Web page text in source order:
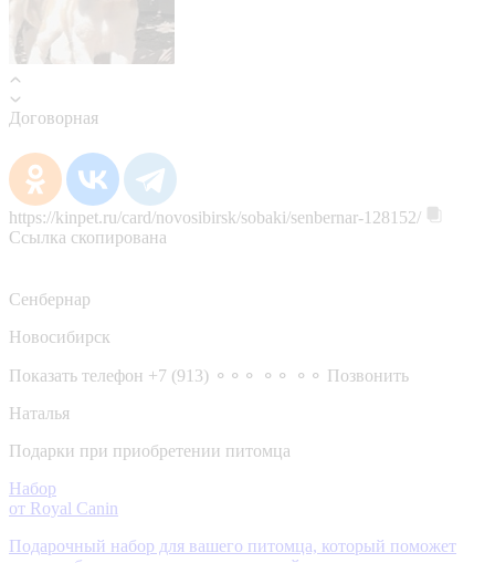
Договорная
https://kinpet.ru/card/novosibirsk/sobaki/senbernar-128152/
Ссылка скопирована
Сенбернар
Новосибирск
Показать телефон +7 (913) ⚬⚬⚬ ⚬⚬ ⚬⚬ Позвонить
Наталья
Подарки при приобретении питомца
Набор
от Royal Canin
Подарочный набор для вашего питомца, который поможет